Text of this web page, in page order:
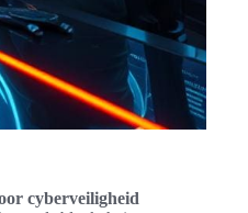
cyberveiligheid